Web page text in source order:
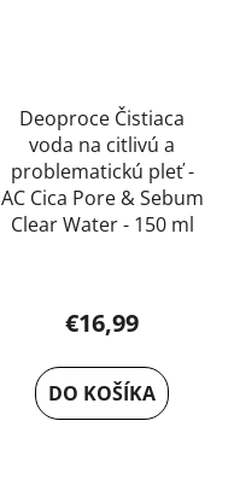
Deoproce Čistiaca
voda na citlivú a
problematickú pleť -
AC Cica Pore & Sebum
Clear Water - 150 ml
€16,99
DO KOŠÍKA